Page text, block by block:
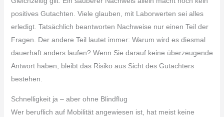
positives Gutachten. Viele glauben, mit Laborwerten sei alles
erledigt. Tatsächlich beantworten Nachweise nur einen Teil der
Fragen. Der andere Teil lautet immer: Warum wird es diesmal
dauerhaft anders laufen? Wenn Sie darauf keine überzeugende
Antwort haben, bleibt das Risiko aus Sicht des Gutachters
bestehen.
Schnelligkeit ja – aber ohne Blindflug
Wer beruflich auf Mobilität angewiesen ist, hat meist keine